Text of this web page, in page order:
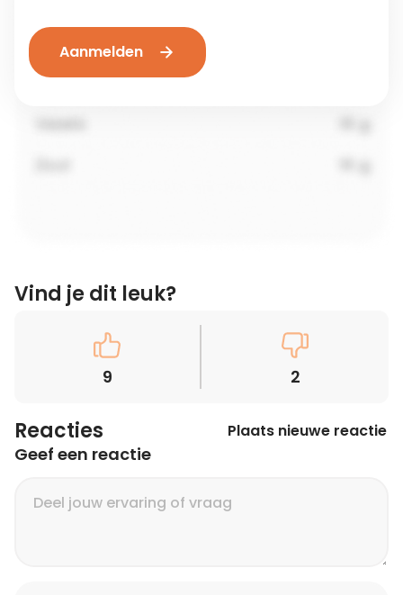
Aanmelden
Vind je dit leuk?
9 2
Reacties Plaats nieuwe reactie
Geef een reactie